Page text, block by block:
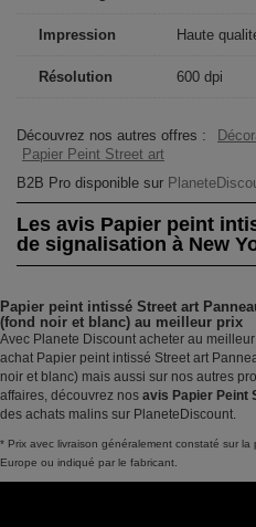
Impression Haute
Résolution 600 dpi
Découvrez nos autres offres :
Papier Peint Street art
B2B Pro disponible sur
Les avis Papier peint
de signalisation à New
Papier peint intissé Street art
(fond noir et blanc) au meilleur prix
Avec Planete Discount acheter au
achat Papier peint intissé Street art
noir et blanc) mais aussi sur nos autres
affaires, découvrez nos avis Papier Peint
des achats malins sur PlaneteDiscount.
* Prix avec livraison généralement constaté sur
Europe ou indiqué par le fabricant.